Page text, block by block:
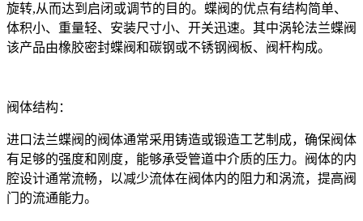
旋转,从而达到启闭或调节的目的。蝶阀的优点有结构简单、
体积小、重量轻、安装尺寸小、开关迅速。其中涡轮法兰蝶阀
该产品由橡胶密封蝶阀和碳钢或不锈钢阀板、阀杆构成。
阀体结构：
进口法兰蝶阀的阀体通常采用铸造或锻造工艺制成，确保阀体
有足够的强度和刚度，能够承受管道中介质的压力。阀体的内
腔设计通常流畅，以减少流体在阀体内的阻力和涡流，提高阀
门的流通能力。